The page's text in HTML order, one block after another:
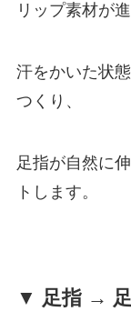
リップ素材が進
汗をかいた状
つくり、
足指が自然に
トします。
▼ 足指 →